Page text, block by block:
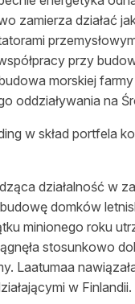
zamierza działać
przy
morskiej
oddziaływania na
w skład portfela
działalność w
domków
minionego roku
stosunkowo
Laatumaa
w Finlandii.